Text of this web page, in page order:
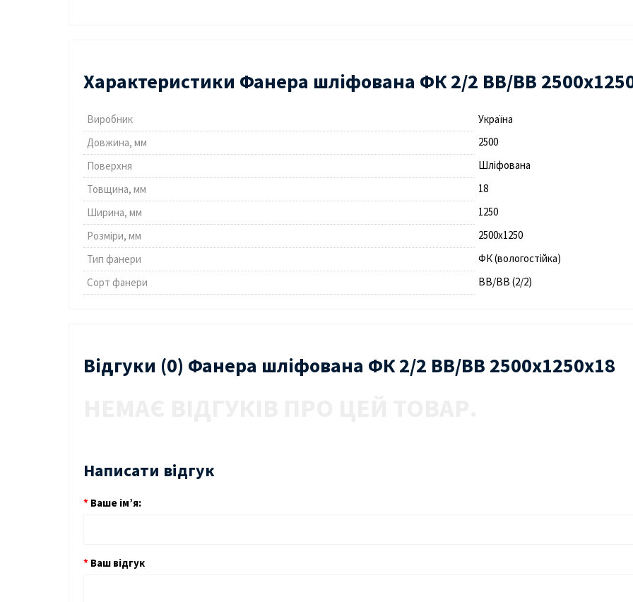
Характеристики Фанера шліфована ФК 2/2 BB/BB
Виробник
Україна
Довжина, мм
2500
Поверхня
Шліфована
Товщина, мм
18
Ширина, мм
1250
Розміри, мм
2500х1250
Тип фанери
ФК (вологостійка)
Сорт фанери
BB/BB (2/2)
Відгуки (0) Фанера шліфована ФК 2/2 BB/BB 2500х1250х18
Написати відгук
Ваше ім’я:
Ваш відгук